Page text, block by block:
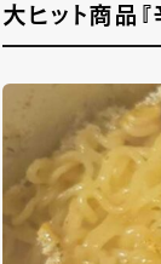
大ヒット商品